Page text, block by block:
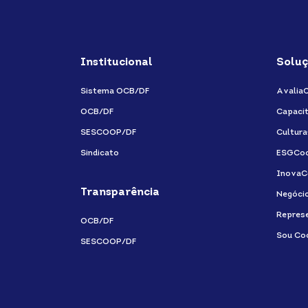
Institucional
Sistema OCB/DF
OCB/DF
SESCOOP/DF
Sindicato
Transparência
OCB/DF
SESCOOP/DF
Sou